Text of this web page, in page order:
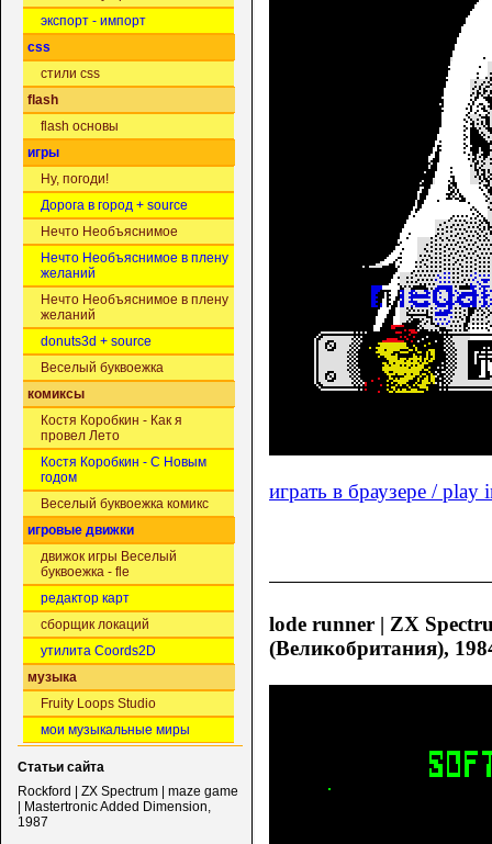
экспорт - импорт
css
стили css
flash
flash основы
игры
Ну, погоди!
Дорога в город + source
Нечто Необъяснимое
Нечто Необъяснимое в плену
желаний
Нечто Необъяснимое в плену
желаний
donuts3d + source
Веселый буквоежка
комиксы
Костя Коробкин - Как я
провел Лето
Костя Коробкин - С Новым
годом
Веселый буквоежка комикс
игровые движки
движок игры Веселый
буквоежка - fle
редактор карт
сборщик локаций
утилита Coords2D
музыка
Fruity Loops Studio
мои музыкальные миры
Статьи сайта
Rockford | ZX Spectrum | maze game
| Mastertronic Added Dimension,
1987
играть в браузере / play
lode runner | ZX
(Великобритания),